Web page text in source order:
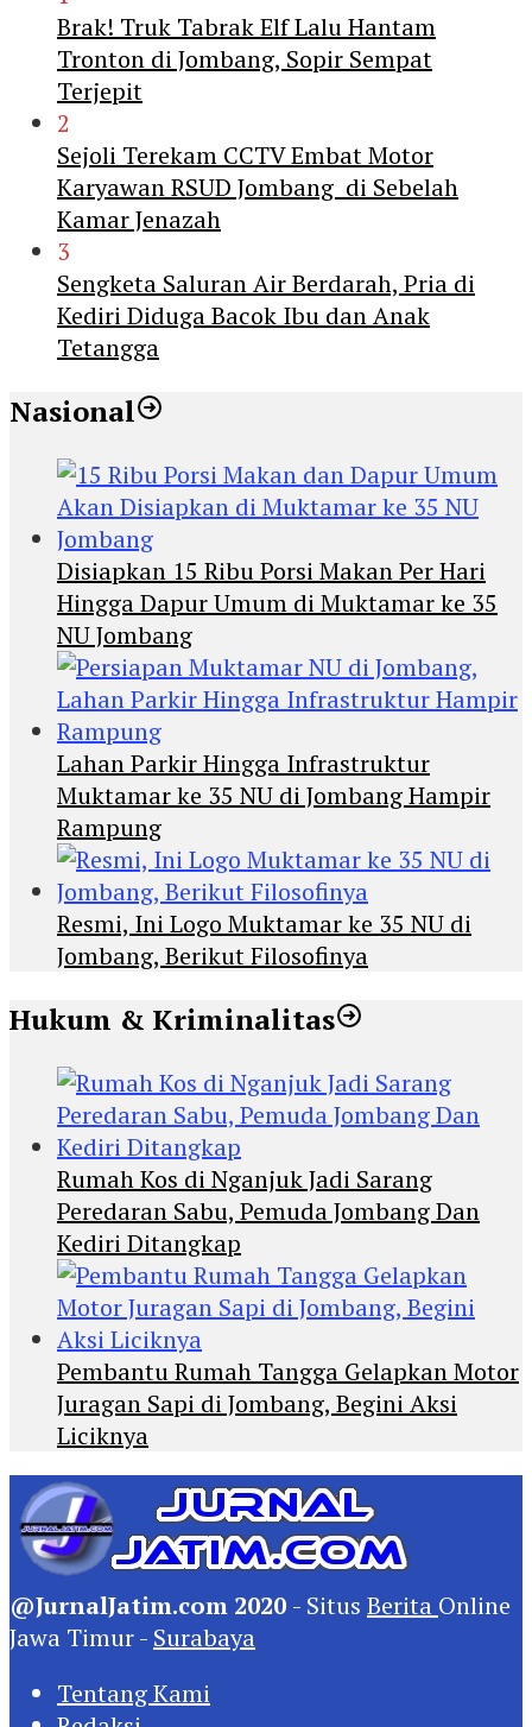
Brak! Truk Tabrak Elf Lalu Hantam
Tronton di Jombang, Sopir Sempat
Terjepit
2
Sejoli Terekam CCTV Embat Motor
Karyawan RSUD Jombang di Sebelah
Kamar Jenazah
3
Sengketa Saluran Air Berdarah, Pria di
Kediri Diduga Bacok Ibu dan Anak
Tetangga
Nasional
Disiapkan 15 Ribu Porsi Makan Per Hari
Hingga Dapur Umum di Muktamar ke 35
NU Jombang
Lahan Parkir Hingga Infrastruktur
Muktamar ke 35 NU di Jombang Hampir
Rampung
Resmi, Ini Logo Muktamar ke 35 NU di
Jombang, Berikut Filosofinya
Hukum & Kriminalitas
Rumah Kos di Nganjuk Jadi Sarang
Peredaran Sabu, Pemuda Jombang Dan
Kediri Ditangkap
Pembantu Rumah Tangga Gelapkan Motor
Juragan Sapi di Jombang, Begini Aksi
Liciknya
@JurnalJatim.com 2020 - Situs Berita Online
Jawa Timur - Surabaya
Tentang Kami